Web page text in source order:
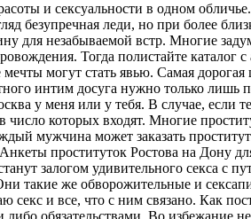
и сексуальности в одном
безупречная леди, но при более
для незабываемой встр. Многие
Тогда полистайте каталог
могут стать явью. Самая дорогая
интим досуга нужно только
у меня или у тебя. В случае, если
которых входят. Многие
мужчина может заказать
проституток Ростова на Дону
залогом удивительного секса с
же обворожительные и
и все, что с ним связано. Как